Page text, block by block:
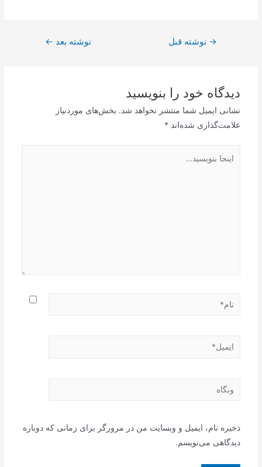
راهبری→ نوشته قبل نوشته بعد ←
دیدگاه‌ خود را بنویسید
نشانی ایمیل شما منتشر نخواهد شد. بخش‌های موردنیاز
علامت‌گذاری شده‌اند *
بنویسید…
نام*
ایمیل*
وبگاه
ذخیره نام، ایمیل و وبسایت من در مرورگر برای زمانی که دوباره
دیدگاهی می‌نویسم.